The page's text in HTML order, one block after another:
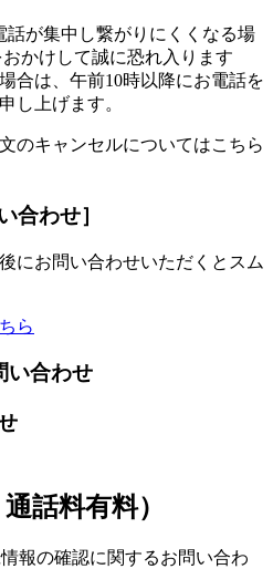
が集中し繋がりにくくなる場
かけして誠に恐れ入ります
合は、午前10時以降にお電話を
し上げます。
のキャンセルについてはこちら
合わせ］
にお問い合わせいただくとスム
ら
い合わせ
話料有料）
報の確認に関するお問い合わ